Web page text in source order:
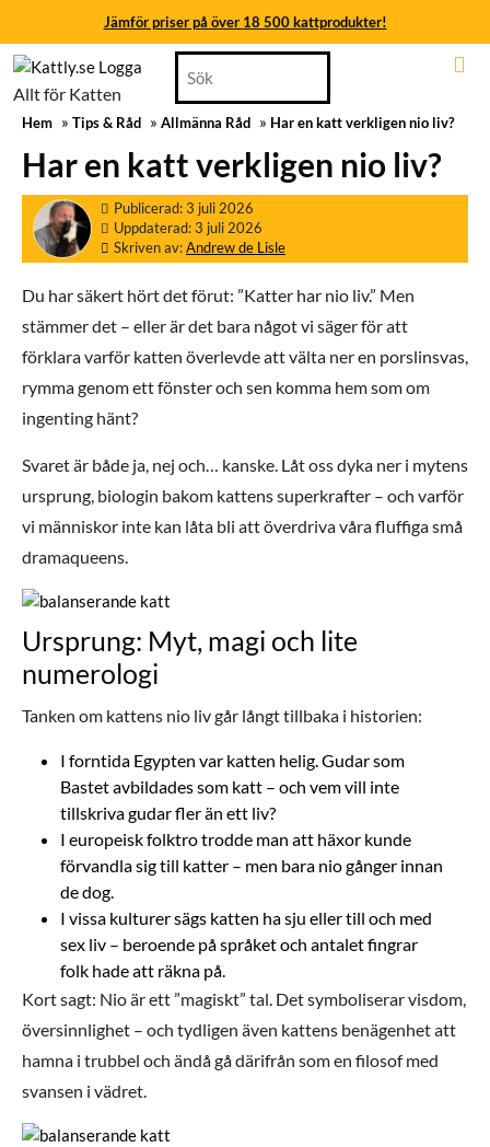
Jämför priser på över 18 500 kattprodukter!
Jämför priser på över 18 500 kattprodukter!
Jämför priser på över 18 500 kattprodukter!
Jämför priser på över 18 500 kattprodukter!
Jämför priser på över 18 500 kattprodukter!
Jämför priser på över 18 500 kattprodukter!
Skip
to
content
Allt för Katten
for:
Hem » Tips & Råd » Allmänna Råd » Har en katt verkligen nio liv?
Har en katt verkligen nio liv?
Publicerad: 3 juli 2026
juli
2026
Uppdaterad: 3 juli 2026
juli
2026
Skriven av: Andrew de LisleAndrew
de
Lisle
Du har säkert hört det förut: ”Katter har nio liv.” Men
stämmer det – eller är det bara något vi säger för att
förklara varför katten överlevde att välta ner en porslinsvas,
rymma genom ett fönster och sen komma hem som om
ingenting hänt?
Svaret är både ja, nej och… kanske. Låt oss dyka ner i mytens
ursprung, biologin bakom kattens superkrafter – och varför
vi människor inte kan låta bli att överdriva våra fluffiga små
dramaqueens.
Ursprung: Myt, magi och lite
numerologi
Tanken om kattens nio liv går långt tillbaka i historien:
I forntida Egypten var katten helig. Gudar som
Bastet avbildades som katt – och vem vill inte
tillskriva gudar fler än ett liv?
I europeisk folktro trodde man att häxor kunde
förvandla sig till katter – men bara nio gånger innan
de dog.
I vissa kulturer sägs katten ha sju eller till och med
sex liv – beroende på språket och antalet fingrar
folk hade att räkna på.
Kort sagt: Nio är ett ”magiskt” tal. Det symboliserar visdom,
översinnlighet – och tydligen även kattens benägenhet att
hamna i trubbel och ändå gå därifrån som en filosof med
svansen i vädret.